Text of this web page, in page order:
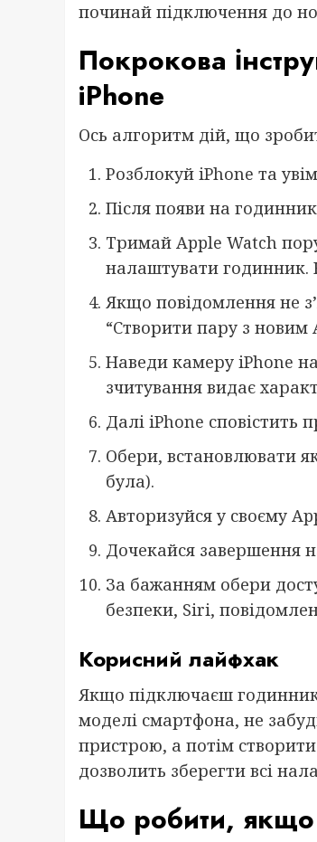
починай підключення до
Покрокова
iPhone
Ось алгоритм дій, що
Розблокуй iPhone та
Після появи на
Тримай Apple Watch
налаштувати годинник.
Якщо повідомлення не
“Створити пару з новим
Наведи камеру iPhone
зчитування видає
Далі iPhone сповістить
Обери, встановлювати
була).
Авторизуйся у своєму
Дочекайся завершення
За бажанням обери
безпеки, Siri,
Корисний лайфхак
Якщо підключаєш
моделі смартфона, не
пристрою, а потім
дозволить зберегти всі
Що робити, якщо